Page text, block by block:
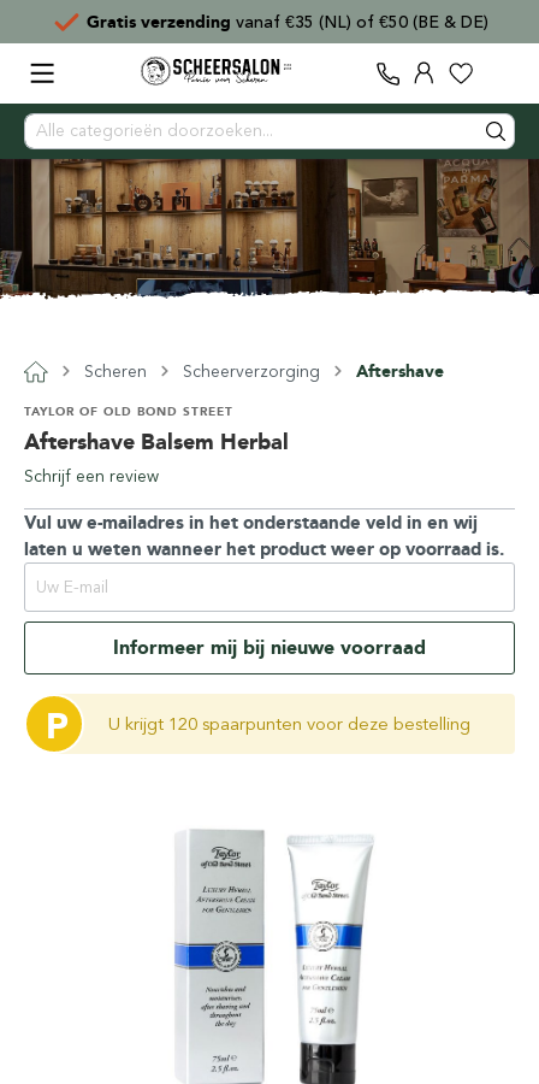
Gratis verzending vanaf €35 (NL) of €50 (BE & DE)
Scheren Scheerverzorging Aftershave
Aftershave Balsem Herbal
TAYLOR OF OLD BOND STREET
Schrijf een review
Vul uw e-mailadres in het onderstaande veld in en wij
laten u weten wanneer het product weer op voorraad is.
Informeer mij bij nieuwe voorraad
P U krijgt 120 spaarpunten voor deze bestelling